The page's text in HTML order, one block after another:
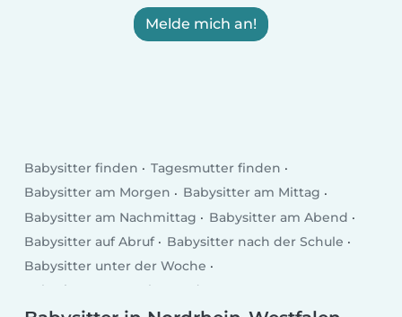
Melde mich an!
Babysitter finden
Tagesmutter finden
Babysitter am Morgen
Babysitter am Mittag
Babysitter am Nachmittag
Babysitter am Abend
Babysitter auf Abruf
Babysitter nach der Schule
Babysitter unter der Woche
Babysitter am Wochenende